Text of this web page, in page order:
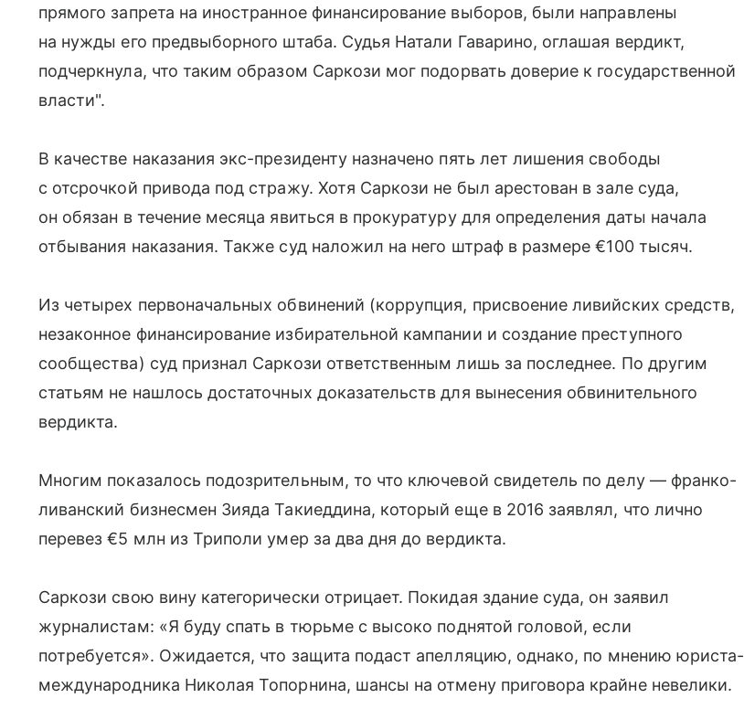
прямого запрета на иностранное финансирование выборов, были направлены
на нужды его предвыборного штаба. Судья Натали Гаварино, оглашая вердикт,
подчеркнула, что таким образом Саркози мог подорвать доверие к государственной
власти".
В качестве наказания экс-президенту назначено пять лет лишения свободы
с отсрочкой привода под стражу. Хотя Саркози не был арестован в зале суда,
он обязан в течение месяца явиться в прокуратуру для определения даты начала
отбывания наказания. Также суд наложил на него штраф в размере €100 тысяч.
Из четырех первоначальных обвинений (коррупция, присвоение ливийских средств,
незаконное финансирование избирательной кампании и создание преступного
сообщества) суд признал Саркози ответственным лишь за последнее. По другим
статьям не нашлось достаточных доказательств для вынесения обвинительного
вердикта.
Многим показалось подозрительным, то что ключевой свидетель по делу — франко-
ливанский бизнесмен Зияда Такиеддина, который еще в 2016 заявлял, что лично
перевез €5 млн из Триполи умер за два дня до вердикта.
Саркози свою вину категорически отрицает. Покидая здание суда, он заявил
журналистам: «Я буду спать в тюрьме с высоко поднятой головой, если
потребуется». Ожидается, что защита подаст апелляцию, однако, по мнению юриста-
международника Николая Топорнина, шансы на отмену приговора крайне невелики.